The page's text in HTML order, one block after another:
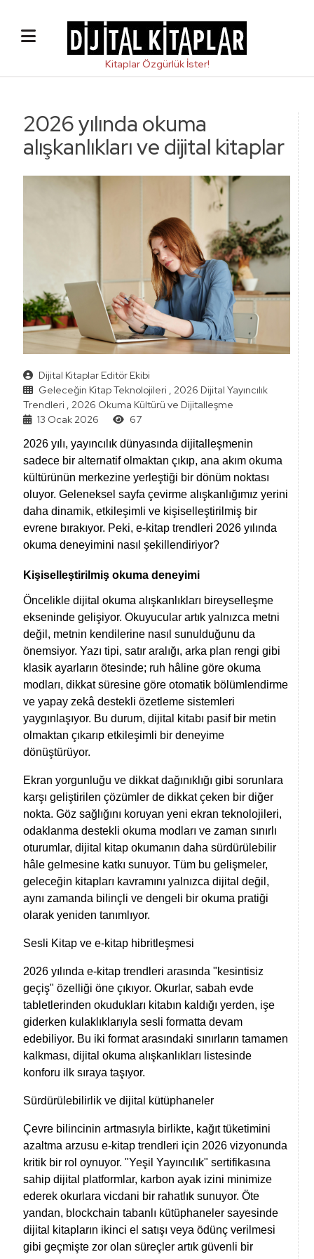
2026 yılında okuma
alışkanlıkları ve dijital kitaplar
Dijital Kitaplar Editör Ekibi
Geleceğin Kitap Teknolojileri , 2026 Dijital Yayıncılık
Trendleri , 2026 Okuma Kültürü ve Dijitalleşme
13 Ocak 2026
67
2026 yılı, yayıncılık dünyasında dijitalleşmenin
sadece bir alternatif olmaktan çıkıp, ana akım okuma
kültürünün merkezine yerleştiği bir dönüm noktası
oluyor. Geleneksel sayfa çevirme alışkanlığımız yerini
daha dinamik, etkileşimli ve kişiselleştirilmiş bir
evrene bırakıyor. Peki, e-kitap trendleri 2026 yılında
okuma deneyimini nasıl şekillendiriyor?
Kişiselleştirilmiş okuma deneyimi
Öncelikle dijital okuma alışkanlıkları bireyselleşme
ekseninde gelişiyor. Okuyucular artık yalnızca metni
değil, metnin kendilerine nasıl sunulduğunu da
önemsiyor. Yazı tipi, satır aralığı, arka plan rengi gibi
klasik ayarların ötesinde; ruh hâline göre okuma
modları, dikkat süresine göre otomatik bölümlendirme
ve yapay zekâ destekli özetleme sistemleri
yaygınlaşıyor. Bu durum, dijital kitabı pasif bir metin
olmaktan çıkarıp etkileşimli bir deneyime
dönüştürüyor.
Ekran yorgunluğu ve dikkat dağınıklığı gibi sorunlara
karşı geliştirilen çözümler de dikkat çeken bir diğer
nokta. Göz sağlığını koruyan yeni ekran teknolojileri,
odaklanma destekli okuma modları ve zaman sınırlı
oturumlar, dijital kitap okumanın daha sürdürülebilir
hâle gelmesine katkı sunuyor. Tüm bu gelişmeler,
geleceğin kitapları kavramını yalnızca dijital değil,
aynı zamanda bilinçli ve dengeli bir okuma pratiği
olarak yeniden tanımlıyor.
Sesli Kitap ve e-kitap hibritleşmesi
2026 yılında e-kitap trendleri arasında "kesintisiz
geçiş" özelliği öne çıkıyor. Okurlar, sabah evde
tabletlerinden okudukları kitabın kaldığı yerden, işe
giderken kulaklıklarıyla sesli formatta devam
edebiliyor. Bu iki format arasındaki sınırların tamamen
kalkması, dijital okuma alışkanlıkları listesinde
konforu ilk sıraya taşıyor.
Sürdürülebilirlik ve dijital kütüphaneler
Çevre bilincinin artmasıyla birlikte, kağıt tüketimini
azaltma arzusu e-kitap trendleri için 2026 vizyonunda
kritik bir rol oynuyor. "Yeşil Yayıncılık" sertifikasına
sahip dijital platformlar, karbon ayak izini minimize
ederek okurlara vicdani bir rahatlık sunuyor. Öte
yandan, blockchain tabanlı kütüphaneler sayesinde
dijital kitapların ikinci el satışı veya ödünç verilmesi
gibi geçmişte zor olan süreçler artık güvenli bir